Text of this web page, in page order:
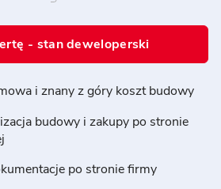
- stan deweloperski
i znany z góry koszt budowy
budowy i zakupy po stronie
po stronie firmy